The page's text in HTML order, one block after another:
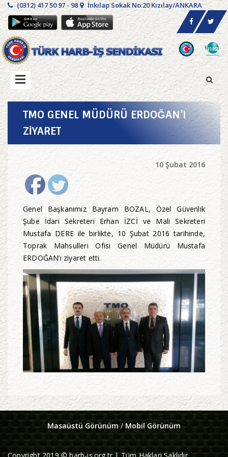
(0312) 417 50 97 - 98 İnkılap Sokak No:20 Kızılay/ANKARA
TMO GENEL MÜDÜRÜ ERDOĞAN’I
ZİYARET
10 Şubat 2016
Genel Başkanımız Bayram BOZAL, Özel Güvenlik
Şube İdari Sekreteri Erhan İZCİ ve Mali Sekreteri
Mustafa DERE ile birlikte, 10 Şubat 2016 tarihinde,
Toprak Mahsulleri Ofisi Genel Müdürü Mustafa
ERDOĞAN’ı ziyaret etti.
Masaüstü Görünüm/ Mobil Görünüm